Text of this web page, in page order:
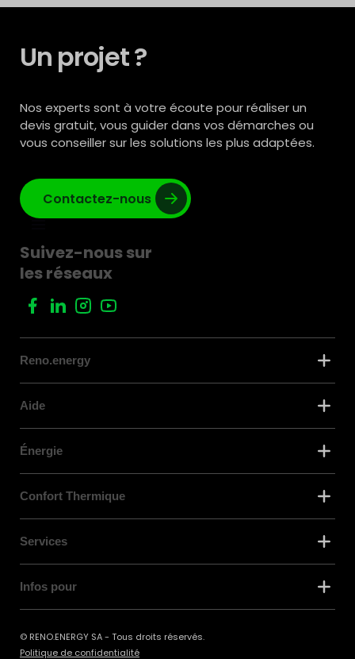
Un projet ?
Nos experts sont à votre écoute pour réaliser un
devis gratuit, vous guider dans vos démarches ou
vous conseiller sur les solutions les plus adaptées.
Contactez-nous
Suivez-nous sur
les réseaux
Reno.energy
Aide
Énergie
Confort Thermique
Services
Infos pour
© RENO.ENERGY SA - Tous droits réservés.
Politique de confidentialité